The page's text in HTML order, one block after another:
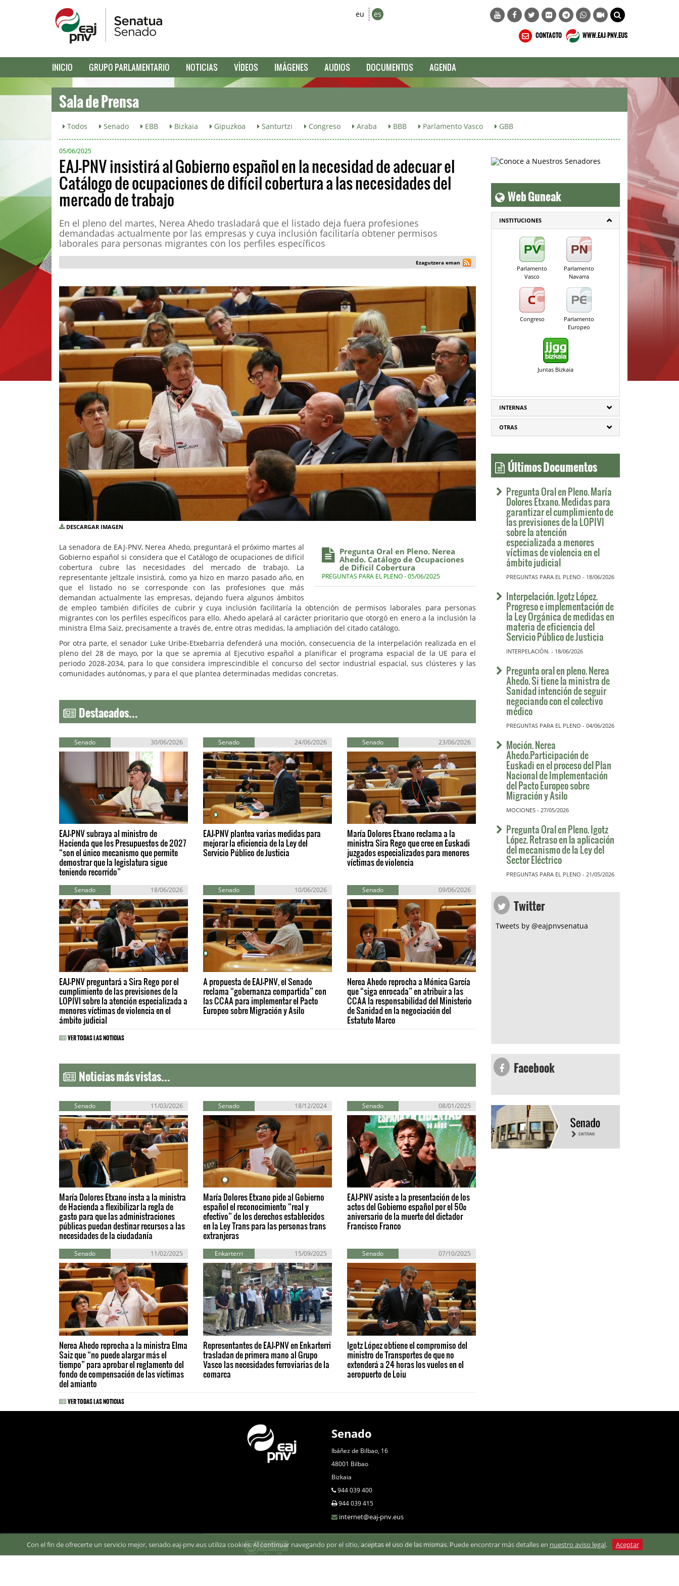
eu es
CONTACTO WWW.EAJ-PNV.EUS
INICIO GRUPO PARLAMENTARIO NOTICIAS VÍDEOS IMÁGENES AUDIOS DOCUMENTOS AGENDA
Sala de Prensa
Todos Senado EBB Bizkaia Gipuzkoa Santurtzi Congreso Araba BBB Parlamento Vasco GBB
05/06/2025
EAJ-PNV insistirá al Gobierno español en la necesidad de adecuar el
Catálogo de ocupaciones de difícil cobertura a las necesidades del
mercado de trabajo
En el pleno del martes, Nerea Ahedo trasladará que el listado deja fuera profesiones
demandadas actualmente por las empresas y cuya inclusión facilitaría obtener permisos
laborales para personas migrantes con los perfiles específicos
Ezagutzera eman
DESCARGAR IMAGEN
Pregunta Oral en Pleno. Nerea
Ahedo. Catálogo de Ocupaciones
de Difícil Cobertura
PREGUNTAS PARA EL PLENO - 05/06/2025
La senadora de EAJ-PNV, Nerea Ahedo, preguntará el próximo martes al
Gobierno español si considera que el Catálogo de ocupaciones de difícil
cobertura cubre las necesidades del mercado de trabajo. La
representante jeltzale insistirá, como ya hizo en marzo pasado año, en
que el listado no se corresponde con las profesiones que más
demandan actualmente las empresas, dejando fuera algunos ámbitos
de empleo también difíciles de cubrir y cuya inclusión facilitaría la obtención de permisos laborales para personas
migrantes con los perfiles específicos para ello. Ahedo apelará al carácter prioritario que otorgó en enero a la inclusión la
ministra Elma Saiz, precisamente a través de, entre otras medidas, la ampliación del citado catálogo.
Por otra parte, el senador Luke Uribe-Etxebarria defenderá una moción, consecuencia de la interpelación realizada en el
pleno del 28 de mayo, por la que se apremia al Ejecutivo español a planificar el programa espacial de la UE para el
periodo 2028-2034, para lo que considera imprescindible el concurso del sector industrial espacial, sus clústeres y las
comunidades autónomas, y para el que plantea determinadas medidas concretas.
Destacados...
Senado 30/06/2026
EAJ-PNV subraya al ministro de
Hacienda que los Presupuestos de 2027
“son el único mecanismo que permite
demostrar que la legislatura sigue
teniendo recorrido”
Senado 24/06/2026
EAJ-PNV plantea varias medidas para
mejorar la eficiencia de la Ley del
Servicio Público de Justicia
Senado 23/06/2026
María Dolores Etxano reclama a la
ministra Sira Rego que cree en Euskadi
juzgados especializados para menores
víctimas de violencia
Senado 18/06/2026
EAJ-PNV preguntará a Sira Rego por el
cumplimiento de las previsiones de la
LOPIVI sobre la atención especializada a
menores víctimas de violencia en el
ámbito judicial
Senado 10/06/2026
A propuesta de EAJ-PNV, el Senado
reclama “gobernanza compartida” con
las CCAA para implementar el Pacto
Europeo sobre Migración y Asilo
Senado 09/06/2026
Nerea Ahedo reprocha a Mónica García
que “siga enrocada” en atribuir a las
CCAA la responsabilidad del Ministerio
de Sanidad en la negociación del
Estatuto Marco
VER TODAS LAS NOTICIAS
Noticias más vistas...
Senado 11/03/2026
María Dolores Etxano insta a la ministra
de Hacienda a flexibilizar la regla de
gasto para que las administraciones
públicas puedan destinar recursos a las
necesidades de la ciudadanía
Senado 18/12/2024
María Dolores Etxano pide al Gobierno
español el reconocimiento “real y
efectivo” de los derechos establecidos
en la Ley Trans para las personas trans
extranjeras
Senado 08/01/2025
EAJ-PNV asiste a la presentación de los
actos del Gobierno español por el 50º
aniversario de la muerte del dictador
Francisco Franco
Senado 11/02/2025
Nerea Ahedo reprocha a la ministra Elma
Saiz que “no puede alargar más el
tiempo” para aprobar el reglamento del
fondo de compensación de las víctimas
del amianto
Enkarterri 15/09/2025
Representantes de EAJ-PNV en Enkarterri
trasladan de primera mano al Grupo
Vasco las necesidades ferroviarias de la
comarca
Senado 07/10/2025
Igotz López obtiene el compromiso del
ministro de Transportes de que no
extenderá a 24 horas los vuelos en el
aeropuerto de Loiu
VER TODAS LAS NOTICIAS
Web Guneak
INSTITUCIONES
Parlamento
Vasco
Parlamento
Navarra
Congreso
Parlamento
Europeo
Juntas Bizkaia
INTERNAS
OTRAS
Últimos Documentos
Pregunta Oral en Pleno. María
Dolores Etxano. Medidas para
garantizar el cumplimiento de
las previsiones de la LOPIVI
sobre la atención
especializada a menores
víctimas de violencia en el
ámbito judicial
PREGUNTAS PARA EL PLENO - 18/06/2026
Interpelación. Igotz López.
Progreso e implementación de
la Ley Orgánica de medidas en
materia de eficiencia del
Servicio Público de Justicia
INTERPELACIÓN. - 18/06/2026
Pregunta oral en pleno. Nerea
Ahedo. Si tiene la ministra de
Sanidad intención de seguir
negociando con el colectivo
médico
PREGUNTAS PARA EL PLENO - 04/06/2026
Moción. Nerea
Ahedo.Participación de
Euskadi en el proceso del Plan
Nacional de Implementación
del Pacto Europeo sobre
Migración y Asilo
MOCIONES - 27/05/2026
Pregunta Oral en Pleno. Igotz
López. Retraso en la aplicación
del mecanismo de la Ley del
Sector Eléctrico
PREGUNTAS PARA EL PLENO - 21/05/2026
Twitter
Tweets by @eajpnvsenatua
Facebook
Senado
Ibáñez de Bilbao, 16
48001 Bilbao
Bizkaia
944 039 400
944 039 415
internet@eaj-pnv.eus
Cláusula de Confidencialidad
Con el fin de ofrecerte un servicio mejor, senado.eaj-pnv.eus utiliza cookies. Al continuar navegando por el sitio, aceptas el uso de las mismas. Puede encontrar más detalles en nuestro aviso legal. Aceptar